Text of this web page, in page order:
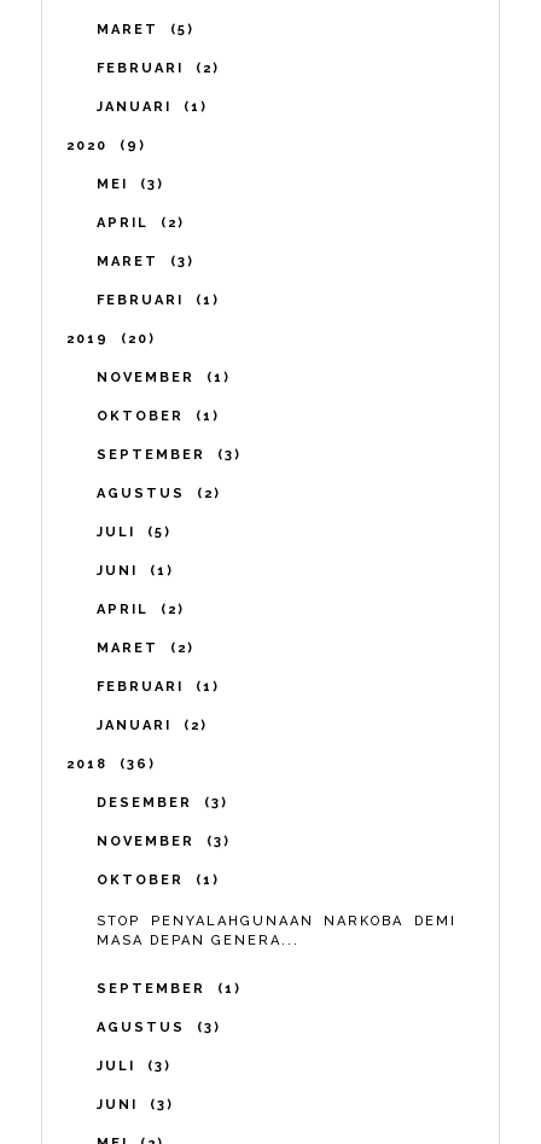
MARET 5
FEBRUARI 2
JANUARI 1
2020 9
MEI 3
APRIL 2
MARET 3
FEBRUARI 1
2019 20
NOVEMBER 1
OKTOBER 1
SEPTEMBER 3
AGUSTUS 2
JULI 5
JUNI 1
APRIL 2
MARET 2
FEBRUARI 1
JANUARI 2
2018 36
DESEMBER 3
NOVEMBER 3
OKTOBER 1
STOP PENYALAHGUNAAN NARKOBA DEMI
MASA DEPAN GENERA...
SEPTEMBER 1
AGUSTUS 3
JULI 3
JUNI 3